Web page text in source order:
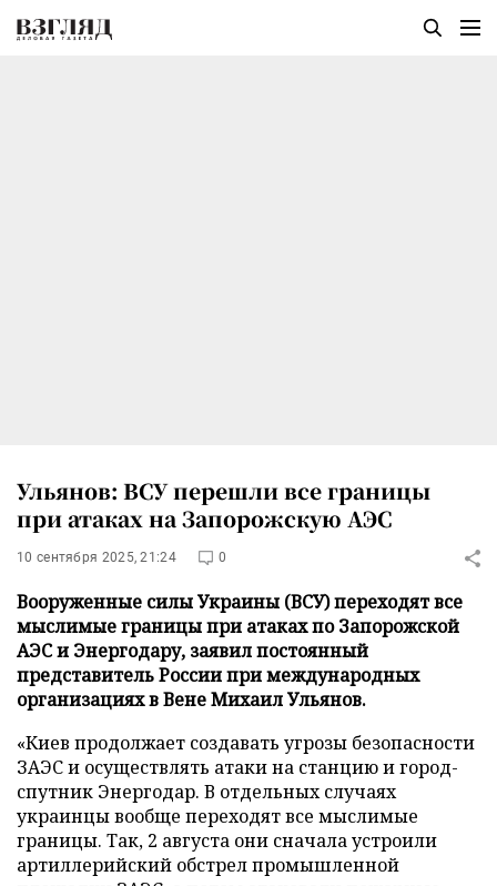
Ульянов: ВСУ перешли все границы
при атаках на Запорожскую АЭС
10 сентября 2025, 21:24 0
Вооруженные силы Украины (ВСУ) переходят все
мыслимые границы при атаках по Запорожской
АЭС и Энергодару, заявил постоянный
представитель России при международных
организациях в Вене Михаил Ульянов.
«Киев продолжает создавать угрозы безопасности
ЗАЭС и осуществлять атаки на станцию и город-
спутник Энергодар. В отдельных случаях
украинцы вообще переходят все мыслимые
границы. Так, 2 августа они сначала устроили
артиллерийский обстрел промышленной